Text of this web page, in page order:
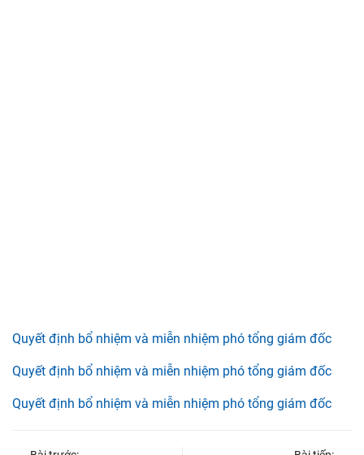
Quyết định bổ nhiệm và miễn nhiệm phó tổng giám đốc
Quyết định bổ nhiệm và miễn nhiệm phó tổng giám đốc
Quyết định bổ nhiệm và miễn nhiệm phó tổng giám đốc